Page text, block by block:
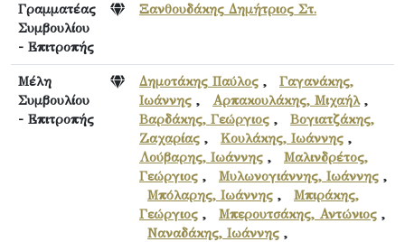
Γραμματέας
Συμβουλίου
- Επιτροπής
Ξανθουδάκης Δημήτριος Στ.
Μέλη
Συμβουλίου
- Επιτροπής
Δημοτάκης Παύλος , Γαγανάκης,
Ιωάννης , Αρπακουλάκης, Μιχαήλ,
Βαρδάκης, Γεώργιος , Βογιατζάκης,
Ζαχαρίας , Κουλάκης, Ιωάννης ,
Λούβαρης, Ιωάννης , Μαλινδρέτος,
Γεώργιος , Μυλωνογιάννης, Ιωάννης ,
Μπόλαρης, Ιωάννης , Μπιράκης,
Γεώργιος , Μπερουτσάκης, Αντώνιος ,
Ναναδάκης, Ιωάννης ,